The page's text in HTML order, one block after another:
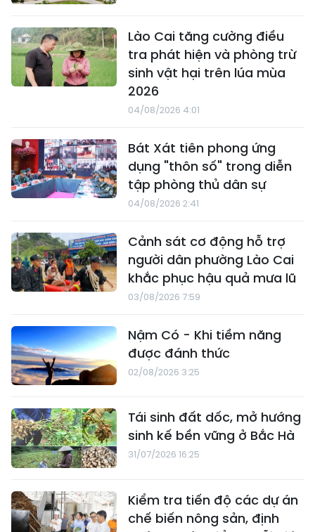
Lào Cai tăng cường điều
tra phát hiện và phòng trừ
sinh vật hại trên lúa mùa
2026
04/08/2026 4:01
Bát Xát tiên phong ứng
dụng "thôn số" trong diễn
tập phòng thủ dân sự
04/08/2026 2:41
Cảnh sát cơ động hỗ trợ
người dân phường Lào Cai
khắc phục hậu quả mưa lũ
03/08/2026 7:59
Nậm Có - Khi tiềm năng
được đánh thức
02/08/2026 3:25
Tái sinh đất dốc, mở hướng
sinh kế bền vững ở Bắc Hà
31/07/2026 16:25
Kiểm tra tiến độ các dự án
chế biến nông sản, định